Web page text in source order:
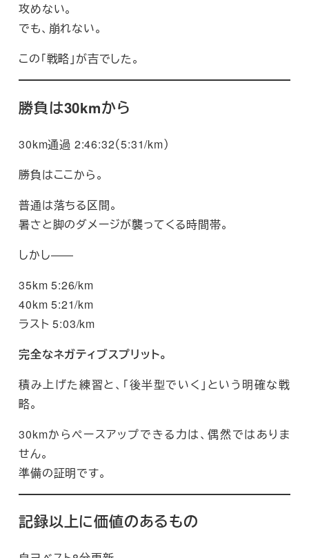
攻めない。
でも、崩れない。
この「戦略」が吉でした。
勝負は30kmから
30km通過 2:46:32（5:31/km）
勝負はここから。
普通は落ちる区間。
暑さと脚のダメージが襲ってくる時間帯。
しかし――
35km 5:26/km
40km 5:21/km
ラスト 5:03/km
完全なネガティブスプリット。
積み上げた練習と、「後半型でいく」という明確な戦
略。
30kmからペースアップできる力は、偶然ではありま
せん。
準備の証明です。
記録以上に価値のあるもの